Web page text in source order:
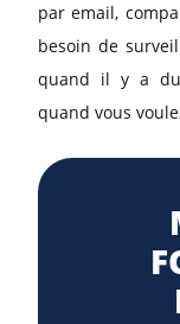
par email,
besoin de
quand il y a du
quand vous